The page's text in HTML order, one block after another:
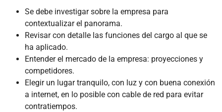
Se debe investigar sobre la empresa para
contextualizar el panorama.
Revisar con detalle las funciones del cargo al que se
ha aplicado.
Entender el mercado de la empresa: proyecciones y
competidores.
Elegir un lugar tranquilo, con luz y con buena conexión
a internet, en lo posible con cable de red para evitar
contratiempos.